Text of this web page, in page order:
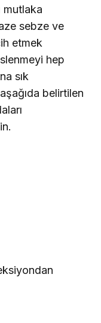
mutlaka
sebze ve
etmek
hep
sık
belirtilen